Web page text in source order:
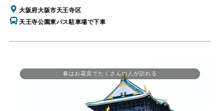
大阪府大阪市天王寺区
天王寺公園東バス駐車場で下車
春はお花見でたくさんの人が訪れる